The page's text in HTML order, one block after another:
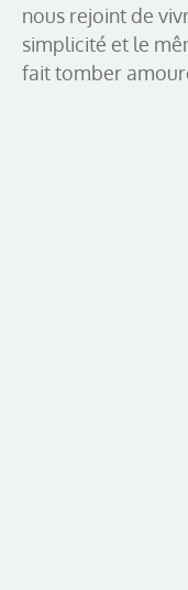
nous rejoint de
simplicité et le
fait tomber